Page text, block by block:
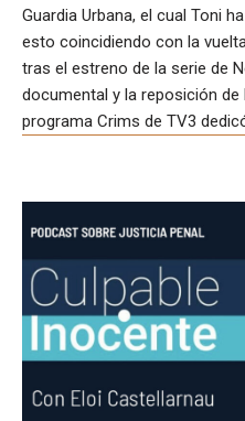
Guardia Urbana, el cual Toni
esto coincidiendo con la
tras el estreno de la serie de
documental y la reposición
programa Crims de TV3